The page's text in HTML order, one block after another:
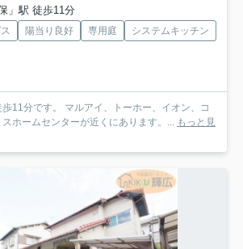
」駅 徒歩11分
陽当り良好 専用庭
システムキッチン
11分です。 マルアイ、トーホー、イオン、コ
ホームセンターが近くにあります。... もっと見